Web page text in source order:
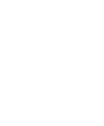
Ermelo
afspraken